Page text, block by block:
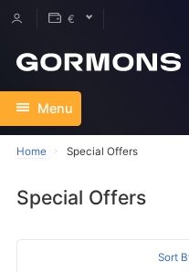
€
Menu
Home Special Offers
Special Offers
Sort